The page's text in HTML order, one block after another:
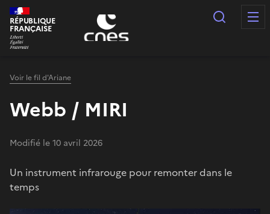
Panneau de gestion des cookies
RÉPUBLIQUE
FRANÇAISE
Voir le fil d'Ariane
Webb / MIRI
Modifié le 10 avril 2026
Un instrument infrarouge pour remonter dans le
temps